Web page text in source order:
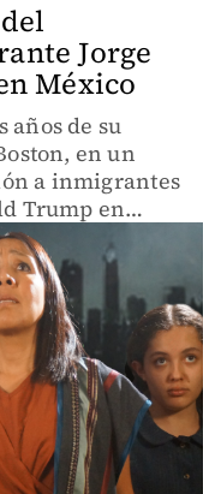
Jorge
México
años de su
en un
a inmigrantes
Trump en
entró en enero a
gobierno.